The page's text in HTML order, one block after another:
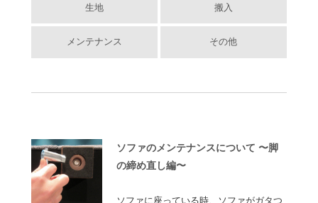
生地 搬入
メンテナンス その他
ソファのメンテナンスについて 〜脚
の締め直し編〜
ソファに座っている時、ソファがガタつ